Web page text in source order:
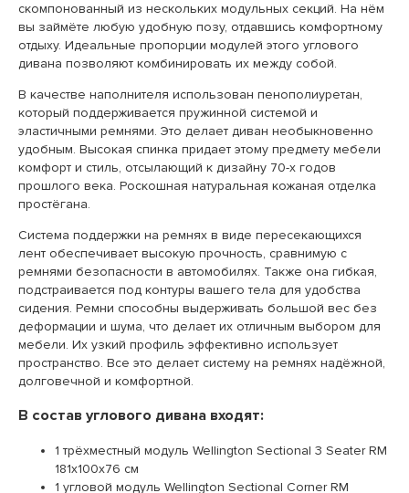
скомпонованный из нескольких модульных секций. На нём
вы займёте любую удобную позу, отдавшись комфортному
отдыху. Идеальные пропорции модулей этого углового
дивана позволяют комбинировать их между собой.
В качестве наполнителя использован пенополиуретан,
который поддерживается пружинной системой и
эластичными ремнями. Это делает диван необыкновенно
удобным. Высокая спинка придает этому предмету мебели
комфорт и стиль, отсылающий к дизайну 70-х годов
прошлого века. Роскошная натуральная кожаная отделка
простёгана.
Система поддержки на ремнях в виде пересекающихся
лент обеспечивает высокую прочность, сравнимую с
ремнями безопасности в автомобилях. Также она гибкая,
подстраивается под контуры вашего тела для удобства
сидения. Ремни способны выдерживать большой вес без
деформации и шума, что делает их отличным выбором для
мебели. Их узкий профиль эффективно использует
пространство. Все это делает систему на ремнях надёжной,
долговечной и комфортной.
В состав углового дивана входят:
1 трёхместный модуль Wellington Sectional 3 Seater RM
181х100х76 см
1 угловой модуль Wellington Sectional Corner RM